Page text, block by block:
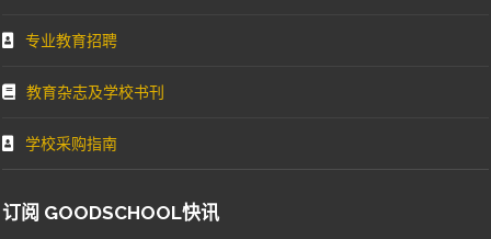
专业教育招聘
教育杂志及学校书刊
学校采购指南
订阅 GOODSCHOOL快讯